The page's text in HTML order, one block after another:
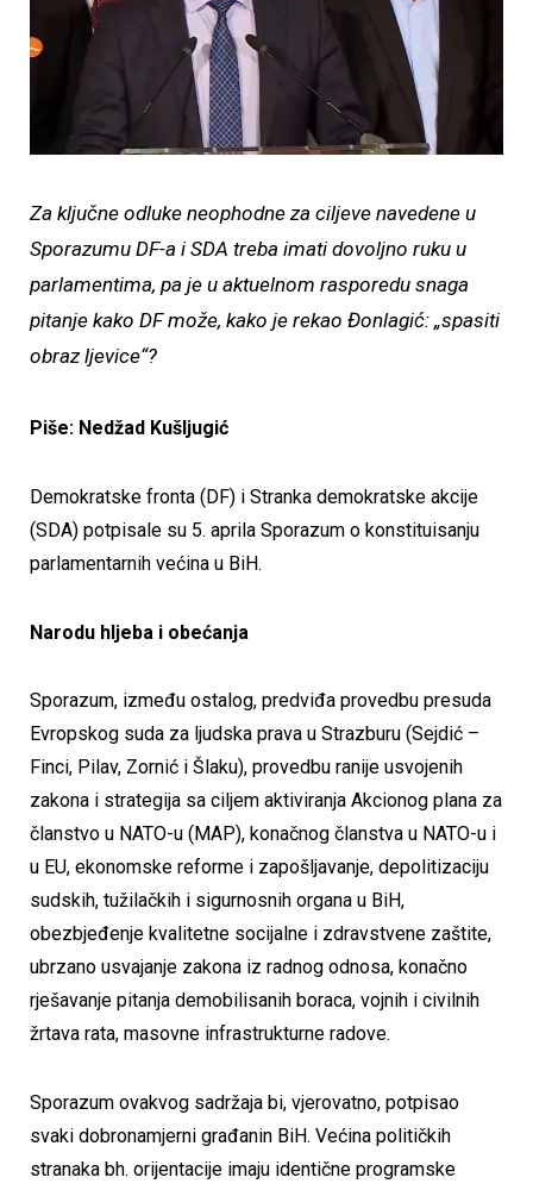
Za ključne odluke neophodne za ciljeve navedene u
Sporazumu DF-a i SDA treba imati dovoljno ruku u
parlamentima, pa je u aktuelnom rasporedu snaga
pitanje kako DF može, kako je rekao Đonlagić: „spasiti
obraz ljevice“?
Piše: Nedžad Kušljugić
Demokratske fronta (DF) i Stranka demokratske akcije
(SDA) potpisale su 5. aprila Sporazum o konstituisanju
parlamentarnih većina u BiH.
Narodu hljeba i obećanja
Sporazum, između ostalog, predviđa provedbu presuda
Evropskog suda za ljudska prava u Strazburu (Sejdić –
Finci, Pilav, Zornić i Šlaku), provedbu ranije usvojenih
zakona i strategija sa ciljem aktiviranja Akcionog plana za
članstvo u NATO-u (MAP), konačnog članstva u NATO-u i
u EU, ekonomske reforme i zapošljavanje, depolitizaciju
sudskih, tužilačkih i sigurnosnih organa u BiH,
obezbjeđenje kvalitetne socijalne i zdravstvene zaštite,
ubrzano usvajanje zakona iz radnog odnosa, konačno
rješavanje pitanja demobilisanih boraca, vojnih i civilnih
žrtava rata, masovne infrastrukturne radove.
Sporazum ovakvog sadržaja bi, vjerovatno, potpisao
svaki dobronamjerni građanin BiH. Većina političkih
stranaka bh. orijentacije imaju identične programske